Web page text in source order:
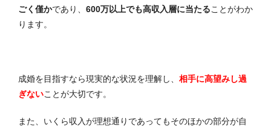
ごく僅かであり、 600万以上でも高収入層に当たることがわか
ります。
成婚を目指すなら現実的な状況を理解し、 相手に高望みし過
ぎないことが大切です。
また、いくら収入が理想通りであってもそのほかの部分が自